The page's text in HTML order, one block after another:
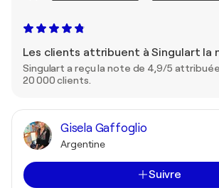
Les clients attribuent à Singulart la
Singulart a reçu la note de 4,9/5
20 000 clients.
Gisela Gaffoglio
Argentine
Suivre